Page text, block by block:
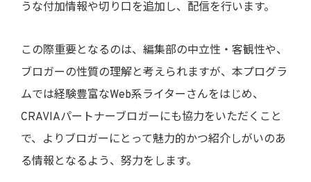
うな付加情報や切り口を追加し、配信を行います。
この際重要となるのは、編集部の中立性・客観性や、
ブロガーの性質の理解と考えられますが、本プログラ
ムでは経験豊富なWeb系ライターさんをはじめ、
CRAVIAパートナーブロガーにも協力をいただくこと
で、よりブロガーにとって魅力的かつ紹介しがいのあ
る情報となるよう、努力をします。